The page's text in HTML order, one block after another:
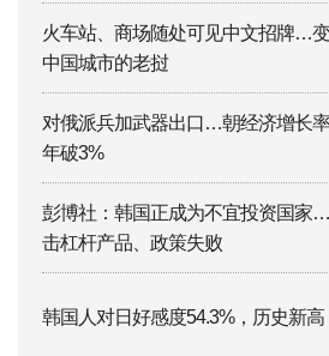
火车站、商场随处可见中文招牌…
中国城市的老挝
对俄派兵加武器出口…朝经济增长
年破3%
彭博社：韩国正成为不宜投资国家
击杠杆产品、政策失败
韩国人对日好感度54.3%，历史新高